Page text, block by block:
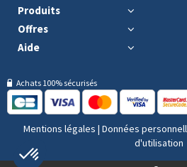
Produits
Offres
Aide
Achats 100% sécurisés
Mentions légales | Données
d'utilisation